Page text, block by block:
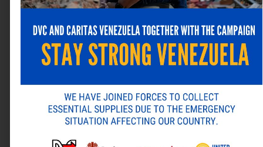
que enaltece un oficio tan cerca de nuestra
hace desde la historia de la migración y su valioso
aporte a nuestra cultura. De manera que en Banesco
celebramos con orgullo los premios recibidos por
Panaderías caraqueñas” comentó Marco Tulio Ortega
Deja una respuesta
Tu dirección de correo electrónico no será publicada.
Los campos obligatorios están marcados con